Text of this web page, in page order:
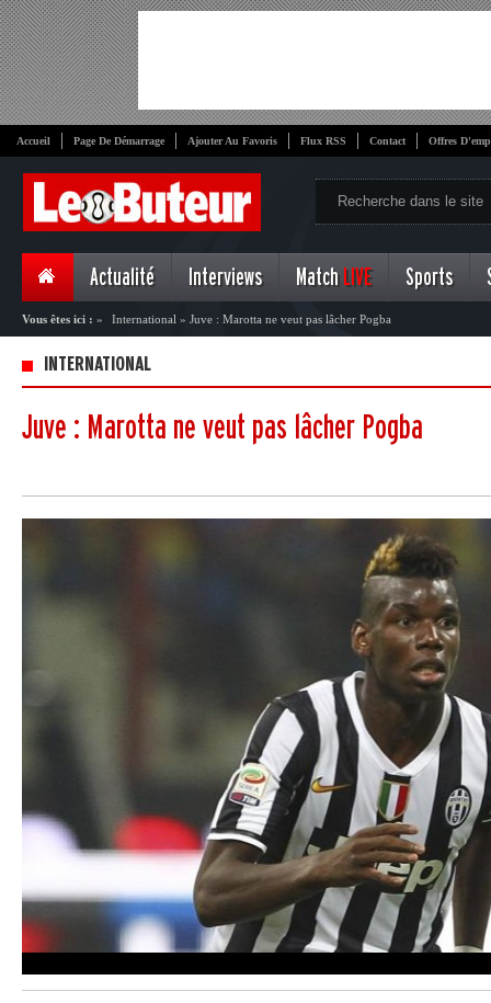
Accueil Page De Démarrage Ajouter Au Favoris Flux RSS Contact Offres
Actualité Interviews Match LIVE Sports
Vous êtes ici : » International » Juve : Marotta ne veut pas lâcher Pogba
INTERNATIONAL
Juve : Marotta ne veut pas lâcher Pogba